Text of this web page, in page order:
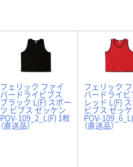
フェリック ファイ
バードライビブス
ブラック L(F) スポー
ツ ビブス ゼッケン
POV-109_2_L(F) 1枚
（直送品）
フェリック
バードライビ
レッド L(F)
ビブス ゼッ
POV-
（直送品）